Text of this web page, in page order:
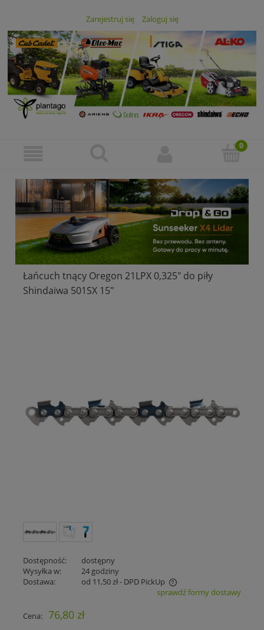
Zarejestruj się Zaloguj się
Łańcuch tnący Oregon 21LPX 0,325" do piły
Shindaiwa 501SX 15"
Dostępność:
dostępny
Wysyłka w:
24 godziny
Dostawa:
od 11,50 zł- DPD PickUp
Cena nie zawiera ewentualnych kosztów płatności
sprawdź formy dostawy
Cena: 76,80 zł